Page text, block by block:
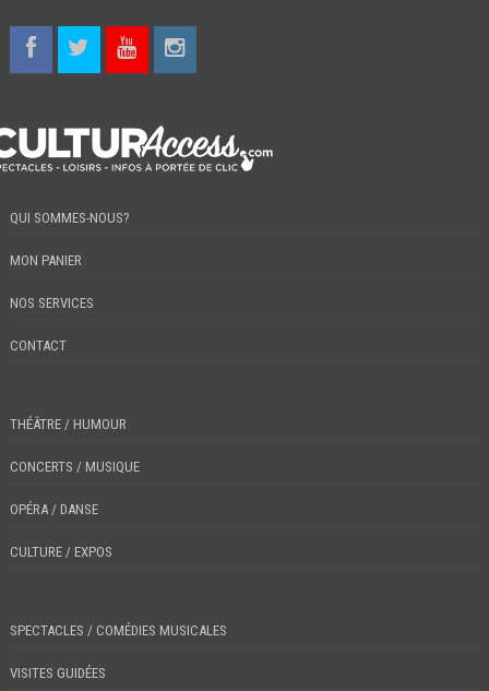
QUI SOMMES-NOUS?
MON PANIER
NOS SERVICES
CONTACT
THÉÂTRE / HUMOUR
CONCERTS / MUSIQUE
OPÉRA / DANSE
CULTURE / EXPOS
SPECTACLES / COMÉDIES MUSICALES
VISITES GUIDÉES